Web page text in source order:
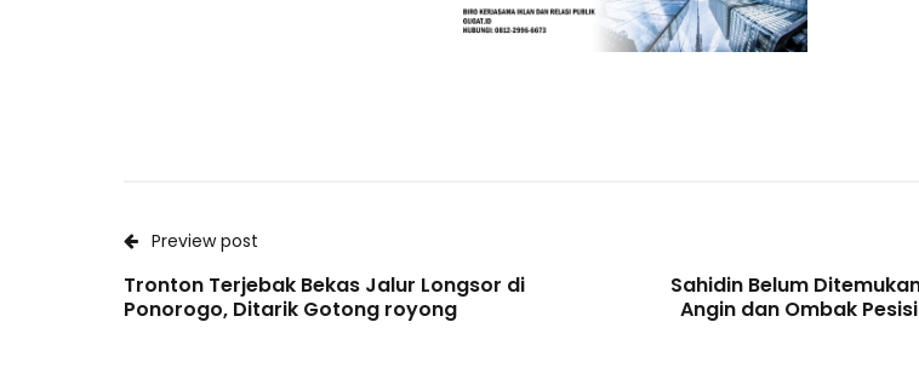
Preview post
Tronton Terjebak Bekas Jalur Longsor di
Ponorogo, Ditarik Gotong royong
Sahidin Belum
Angin dan Ombak